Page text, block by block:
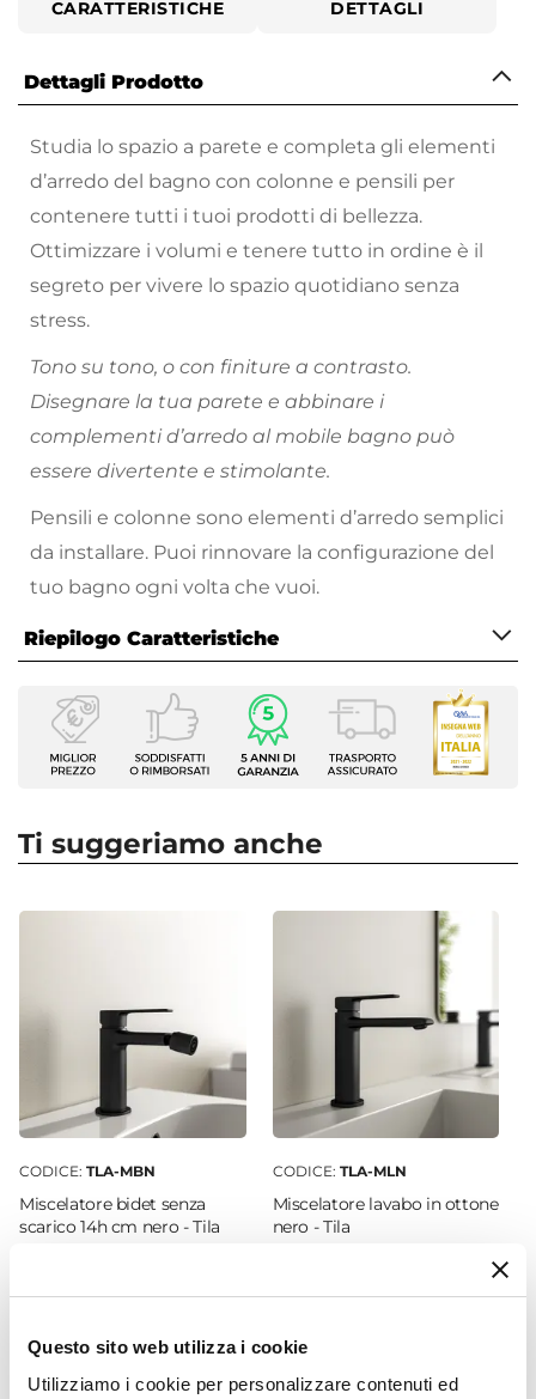
Questo sito web utilizza i cookie
Utilizziamo i cookie per personalizzare contenuti ed
CARATTERISTICHE DETTAGLI
Dettagli Prodotto
Studia lo spazio a parete e completa gli elementi
d’arredo del bagno con colonne e pensili per
contenere tutti i tuoi prodotti di bellezza.
Ottimizzare i volumi e tenere tutto in ordine è il
segreto per vivere lo spazio quotidiano senza
stress.
Tono su tono, o con finiture a contrasto.
Disegnare la tua parete e abbinare i
complementi d’arredo al mobile bagno può
essere divertente e stimolante.
Pensili e colonne sono elementi d’arredo semplici
da installare. Puoi rinnovare la configurazione del
tuo bagno ogni volta che vuoi.
Riepilogo Caratteristiche
Caratteristiche
Tipologia
Pensile
Profondità
Finitura
Materiale Mobile
Sistema Di Apertura
Gola
Installazione reversibile
Kit Fissaggio A Muro
Ti suggeriamo anche
CODICE: TLA-MBN
Miscelatore bidet senza
scarico 14h cm nero - Tila
CODICE: TLA-MLN
Miscelatore lavabo in ottone
nero - Tila